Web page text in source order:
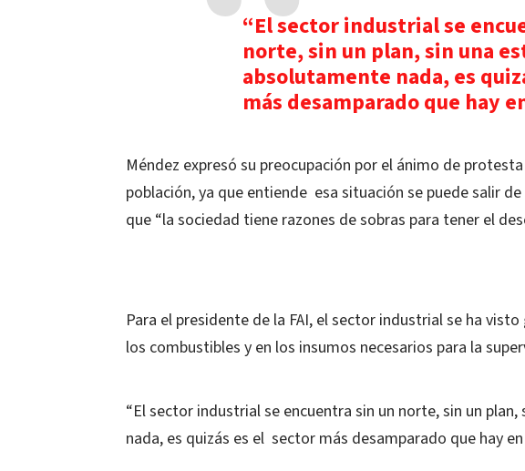
“El sector industrial se
norte, sin un plan, sin una
absolutamente nada, es
más desamparado que hay
Méndez expresó su preocupación por el ánimo de
población, ya que entiende esa situación se puede salir
que “la sociedad tiene razones de sobras para tener el
Para el presidente de la FAI, el sector industrial se ha
los combustibles y en los insumos necesarios para la
“El sector industrial se encuentra sin un norte, sin un
nada, es quizás es el sector más desamparado que hay